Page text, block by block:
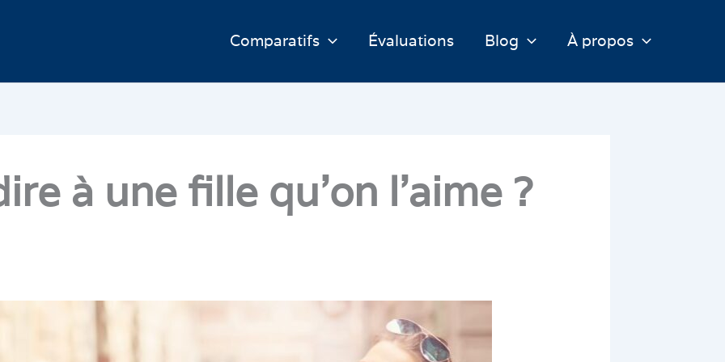
Comparatifs Évaluations Blog À propos
à une fille qu’on l’aime ?